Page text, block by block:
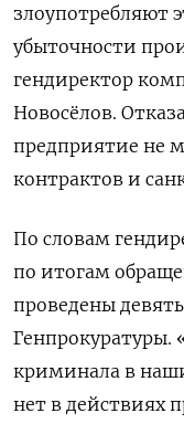
злоупотребляют
убыточности
гендиректор
Новосёлов.
предприятие не
контрактов и
По словам
по итогам
проведены
Генпрокуратуры.
криминала в
нет в действиях